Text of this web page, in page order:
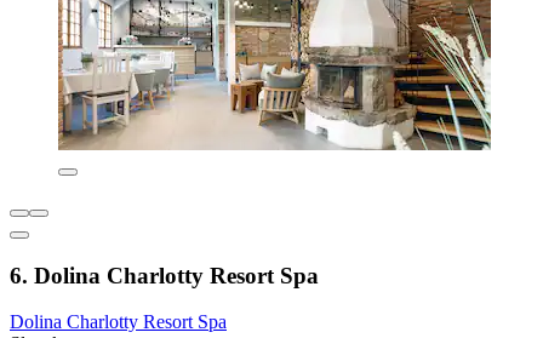
6. Dolina Charlotty Resort Spa
Dolina Charlotty Resort Spa